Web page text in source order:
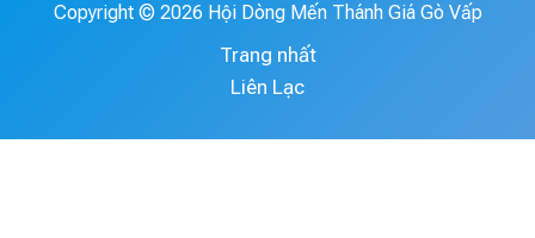
Copyright © 2026 Hội Dòng Mến Thánh Giá Gò Vấp
Trang nhất
Liên Lạc